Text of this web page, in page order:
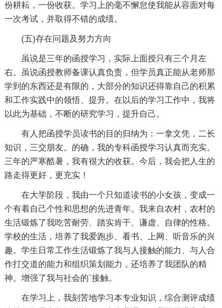
份耕耘，一份收获。学习上的毫不懈怠使我能从容面对每
一次考试，并取得不错的成绩。
(五)存在问题及努力方向
虽说是三年的函授学习，实际上面授只有三个月左
右。虽说函授教师备课认真负责，但学员真正能从老师那
学到的东西还是有限的，大部分的知识还得靠自己的积累
和工作实践中的领悟、提升。在以后的学习工作中，我将
以此为基础，不断的研究学习，提升自己。
有人把函授学员读书的目的归纳为：一拿文凭，二长
知识，三交朋友。的确，我的专科函授学习认真而充实。
三年的严寒酷暑，我有很大的收获。今后，我会把人生的
路走得更好，更充实！
在大学阶段，我由一个只知道读书的小女孩，变成一
个有着自己个性和思想的先进青年。我来自农村，农村的
生活锻炼了我吃苦耐劳、踏实肯干、谦虚、自律的性格。
学校的生活，培养了我爱跑步、看书、上网、听音乐的兴
趣。学生日常工作生活锻炼了我与人接触的能力、与人合
作打交道的能力和组织策划能力，还培养了我团队的精
神。增强了我与社会的`接触。
在学习上，我刻苦地学习本专业知识，综合测评成绩